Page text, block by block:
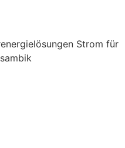
Strom für